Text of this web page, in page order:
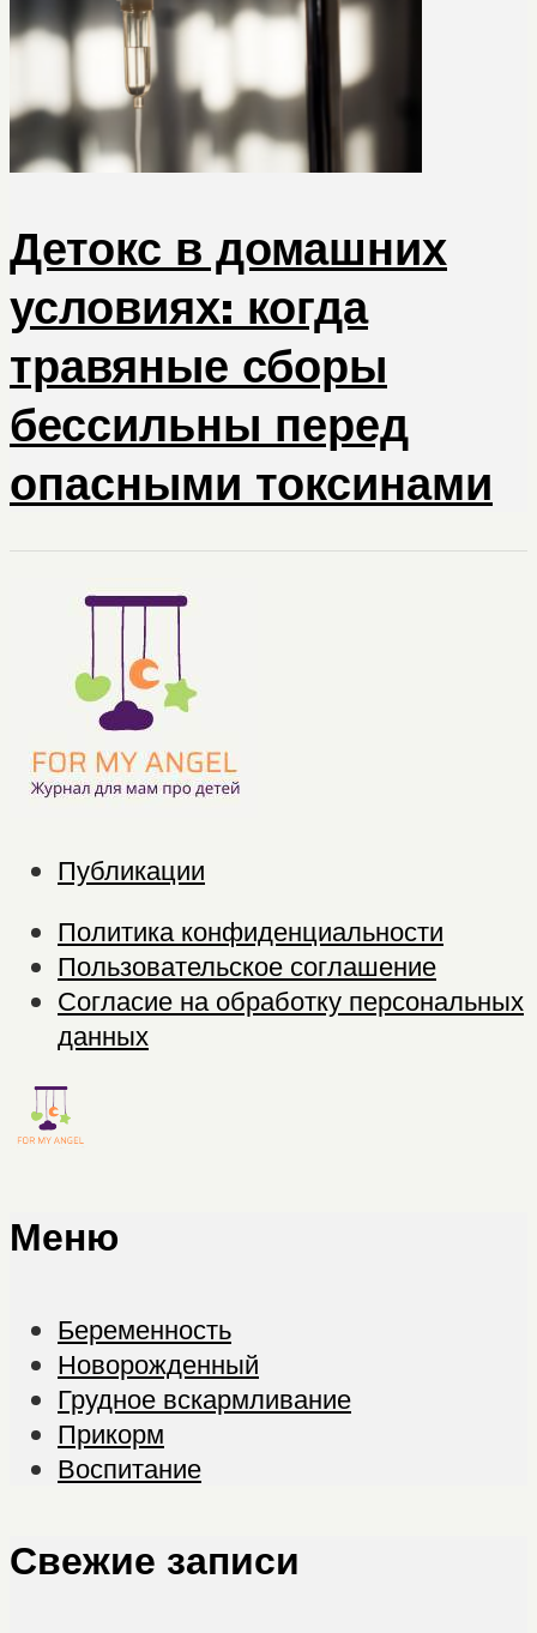
Детокс в домашних
условиях: когда
травяные сборы
бессильны перед
опасными токсинами
Публикации
Политика конфиденциальности
Пользовательское соглашение
Согласие на обработку персональных
данных
Меню
Беременность
Новорожденный
Грудное вскармливание
Прикорм
Воспитание
Свежие записи